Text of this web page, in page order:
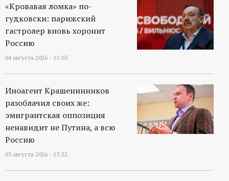
«Кровавая ломка» по-
гудковски: парижский
гастролер вновь хоронит
Россию
04 августа 2026 - 11:05
Иноагент Крашенинников
разоблачил своих же:
эмигрантская оппозиция
ненавидит не Путина, а всю
Россию
03 августа 2026 - 15:22